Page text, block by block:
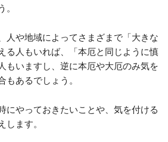
。
人や地域によってさまざまで「大きな
る人もいれば、「本厄と同じように慎
もいますし、逆に本厄や大厄のみ気を
もあるでしょう。
にやっておきたいことや、気を付ける
します。